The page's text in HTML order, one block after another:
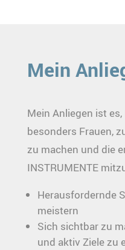
Mein
Mein Anliegen ist
besonders Frauen,
zu machen und die
INSTRUMENTE
Herausfordernde
meistern
Sich sichtbar zu
und aktiv Ziele zu